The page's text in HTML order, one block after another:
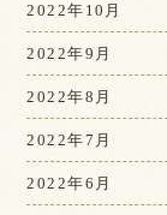
2022年10月
2022年9月
2022年8月
2022年7月
2022年6月